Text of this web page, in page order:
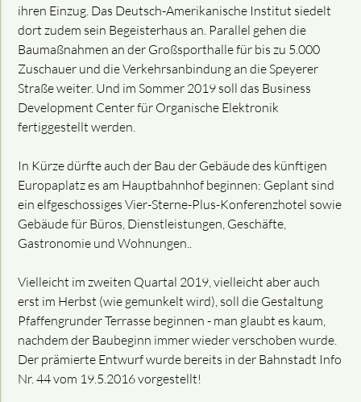
ihren Einzug. Das Deutsch-Amerikanische Institut siedelt
dort zudem sein Begeisterhaus an. Parallel gehen die
Baumaßnahmen an der Großsporthalle für bis zu 5.000
Zuschauer und die Verkehrsanbindung an die Speyerer
Straße weiter. Und im Sommer 2019 soll das Business
Development Center für Organische Elektronik
fertiggestellt werden.
In Kürze dürfte auch der Bau der Gebäude des künftigen
Europaplatz es am Hauptbahnhof beginnen: Geplant sind
ein elfgeschossiges Vier-Sterne-Plus-Konferenzhotel sowie
Gebäude für Büros, Dienstleistungen, Geschäfte,
Gastronomie und Wohnun­gen..
Vielleicht im zweiten Quartal 2019, vielleicht aber auch
erst im Herbst (wie gemunkelt wird), soll die Gestaltung
Pfaffengrunder Terrasse beginnen - man glaubt es kaum,
nachdem der Baubeginn immer wieder verschoben wurde.
Der prämierte Entwurf wurde bereits in der Bahnstadt Info
Nr. 44 vom 19.5.2016 vorgestellt!